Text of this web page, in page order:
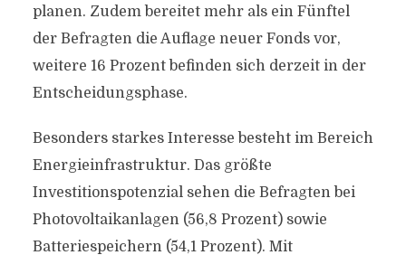
planen. Zudem bereitet mehr als ein Fünftel
der Befragten die Auflage neuer Fonds vor,
weitere 16 Prozent befinden sich derzeit in der
Entscheidungsphase.
Besonders starkes Interesse besteht im Bereich
Energieinfrastruktur. Das größte
Investitionspotenzial sehen die Befragten bei
Photovoltaikanlagen (56,8 Prozent) sowie
Batteriespeichern (54,1 Prozent). Mit